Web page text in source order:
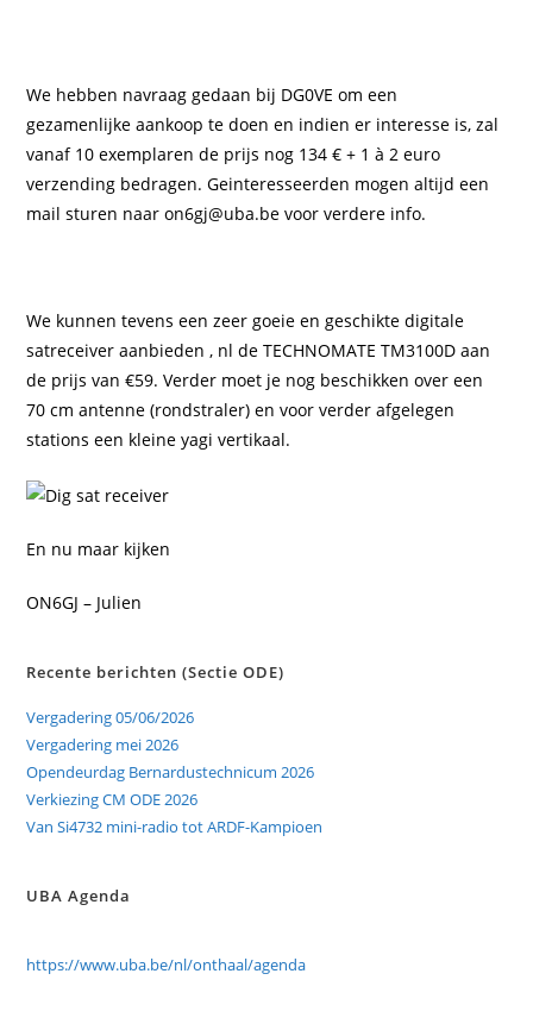
We hebben navraag gedaan bij DG0VE om een
gezamenlijke aankoop te doen en indien er interesse is, zal
vanaf 10 exemplaren de prijs nog 134 € + 1 à 2 euro
verzending bedragen. Geinteresseerden mogen altijd een
mail sturen naar on6gj@uba.be voor verdere info.
We kunnen tevens een zeer goeie en geschikte digitale
satreceiver aanbieden , nl de TECHNOMATE TM3100D aan
de prijs van €59. Verder moet je nog beschikken over een
70 cm antenne (rondstraler) en voor verder afgelegen
stations een kleine yagi vertikaal.
En nu maar kijken
ON6GJ – Julien
Recente berichten (Sectie ODE)
Vergadering 05/06/2026
Vergadering mei 2026
Opendeurdag Bernardustechnicum 2026
Verkiezing CM ODE 2026
Van Si4732 mini-radio tot ARDF-Kampioen
UBA Agenda
https://www.uba.be/nl/onthaal/agenda